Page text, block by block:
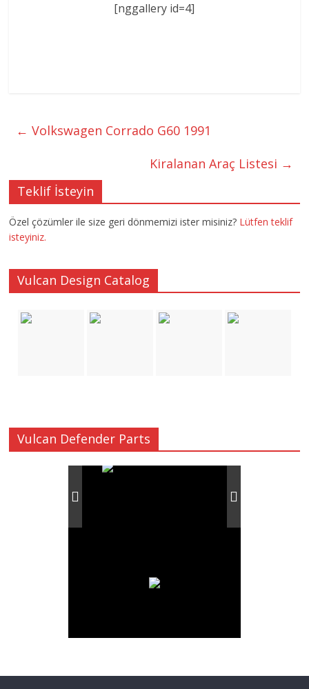
[nggallery id=4]
← Volkswagen Corrado G60 1991
Kiralanan Araç Listesi →
Teklif İsteyin
Özel çözümler ile size geri dönmemizi ister misiniz? Lütfen teklif
isteyiniz.
Vulcan Design Catalog
Vulcan Defender Parts